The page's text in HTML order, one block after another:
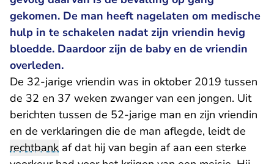
gekomen. De man heeft nagelaten om medische
hulp in te schakelen nadat zijn vriendin hevig
bloedde. Daardoor zijn de baby en de vriendin
overleden.
De 32-jarige vriendin was in oktober 2019 tussen
de 32 en 37 weken zwanger van een jongen. Uit
berichten tussen de 52-jarige man en zijn vriendin
en de verklaringen die de man aflegde, leidt de
rechtbank af dat hij van begin af aan een sterke